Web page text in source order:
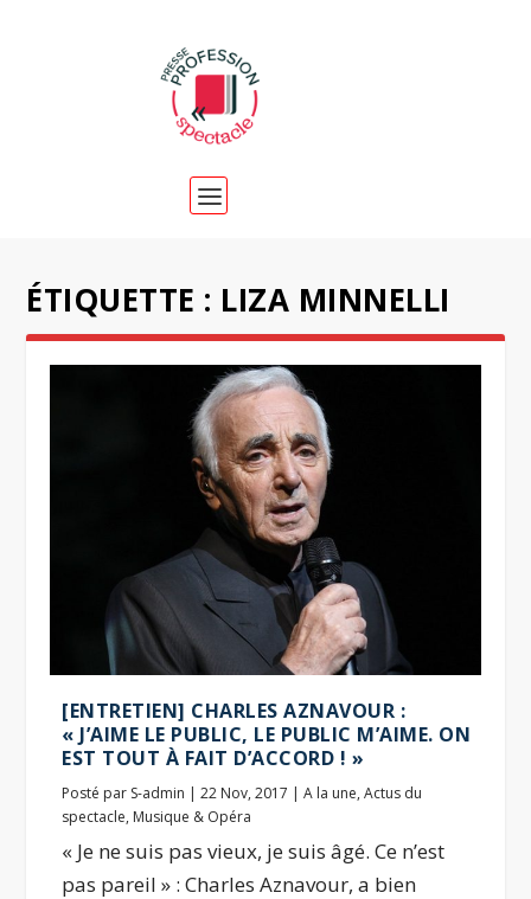
ÉTIQUETTE : LIZA MINNELLI
[ENTRETIEN] CHARLES AZNAVOUR :
« J’AIME LE PUBLIC, LE PUBLIC M’AIME. ON
EST TOUT À FAIT D’ACCORD ! »
Posté par S-admin |22 Nov, 2017 |A la une,Actus du
spectacle, Musique & Opéra
« Je ne suis pas vieux, je suis âgé. Ce n’est
pas pareil » : Charles Aznavour, a bien